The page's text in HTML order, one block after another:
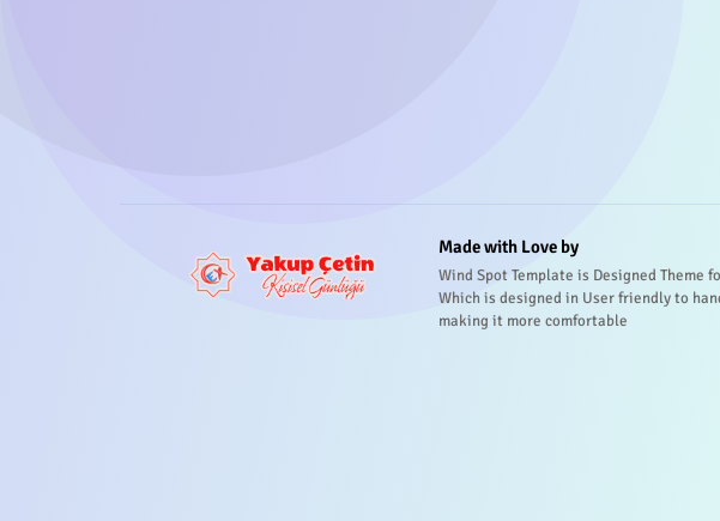
Made with Love by
Wind Spot Template is Designed Theme
Which is designed in User friendly to
making it more comfortable